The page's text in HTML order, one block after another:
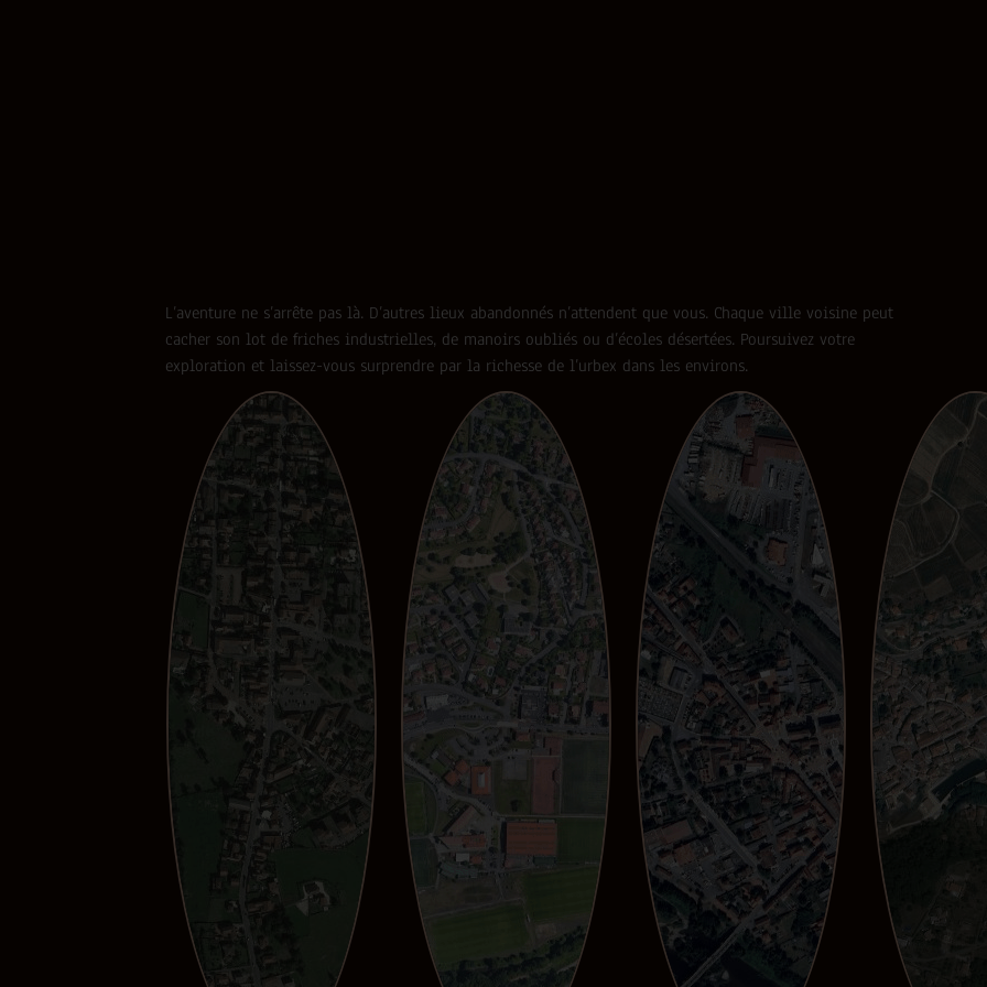
L’aventure ne s’arrête pas là. D’autres lieux abandonnés n’attendent que vous. Chaque ville voisine peut
cacher son lot de friches industrielles, de manoirs oubliés ou d’écoles désertées. Poursuivez votre
exploration et laissez-vous surprendre par la richesse de l’urbex dans les environs.